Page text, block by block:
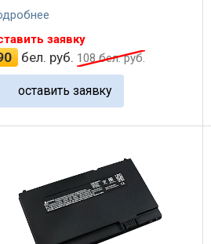
заявку
бел. руб. 108бел. руб.
оставить заявку